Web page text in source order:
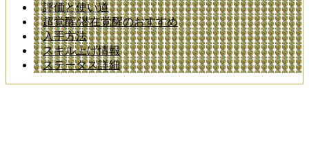
評価と使い道
超覚醒/潜在覚醒のおすすめ
入手方法
スキル上げ情報
ステータス詳細